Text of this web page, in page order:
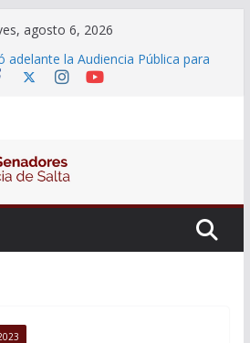
agosto 6, 2026
adelante la Audiencia Pública para
sobre las postulaciones a
N° 27/26